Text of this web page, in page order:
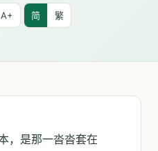
A+ 简 繁
，是那一沓沓套在